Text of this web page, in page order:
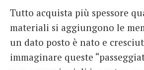
Tutto acquista più spessore
materiali si aggiungono le
un dato posto è nato e
immaginare queste